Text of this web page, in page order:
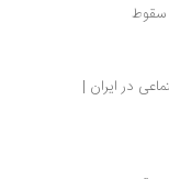
مروری بر هویت ملی ایرانی و سیاست گذاری اجتماعی در ایران |